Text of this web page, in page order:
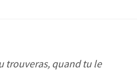
trouveras, quand tu le